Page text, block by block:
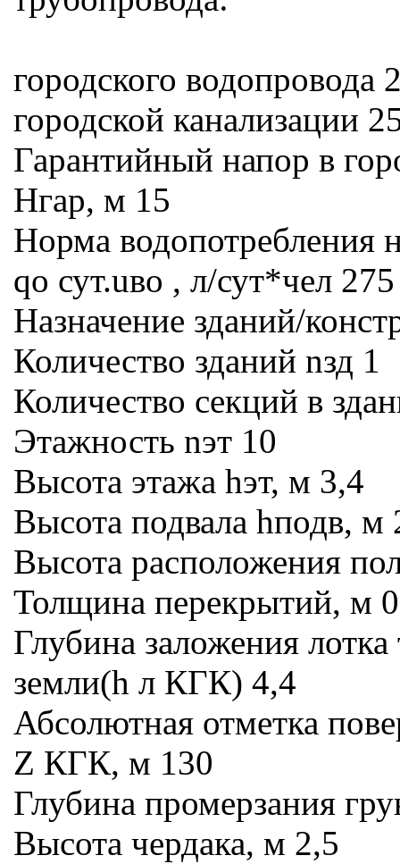
городского водопровода
городской канализации
Гарантийный напор в
Нгар, м 15
Норма водопотребления
qо сут.uво , л/сут*чел 275
Назначение зданий/
Количество зданий nзд 1
Количество секций в
Этажность nэт 10
Высота этажа hэт, м 3,4
Высота подвала hподв, м
Высота расположения
Толщина перекрытий, м
Глубина заложения
земли(h л КГК) 4,4
Абсолютная отметка
Z КГК, м 130
Глубина промерзания
Высота чердака, м 2,5